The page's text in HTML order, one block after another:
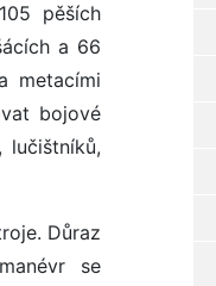
pěších
a 66
metacími
bojové
lučištníků,
Důraz
se